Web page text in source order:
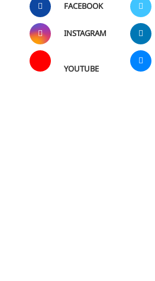
FACEBOOK
INSTAGRAM
YOUTUBE